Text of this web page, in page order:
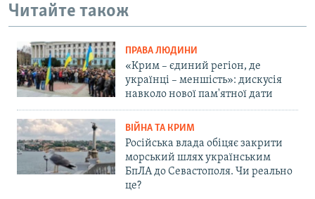
Читайте також
ПРАВА ЛЮДИНИ
«Крим – єдиний регіон, де
українці – меншість»: дискусія
навколо нової пам'ятної дати
ВІЙНА ТА КРИМ
Російська влада обіцяє закрити
морський шлях українським
БпЛА до Севастополя. Чи реально
це?